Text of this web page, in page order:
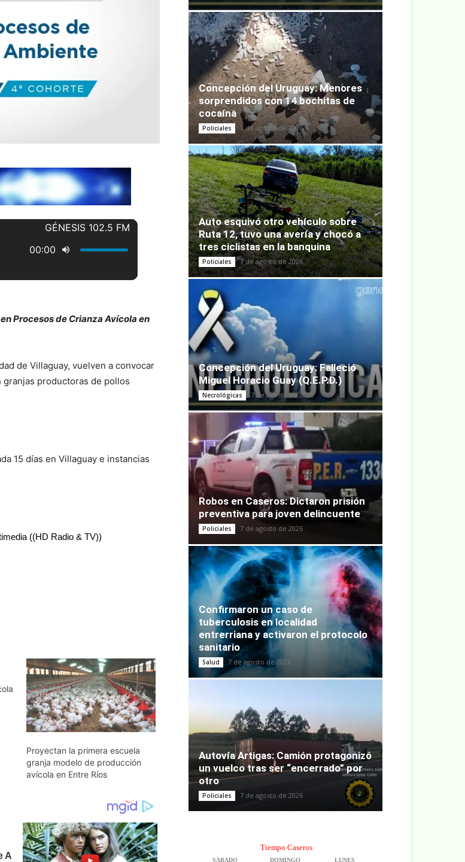
Procesos de Crianza Avícola en
de Villaguay, vuelven a convocar
productoras de pollos
15 días en Villaguay e instancias
((HD Radio & TV))
Proyectan la primera escuela
granja modelo de producción
avícola en Entre Ríos
Concepción del Uruguay: Menores
sorprendidos con 14 bochitas de
cocaína
Policiales 7 de agosto de 2026
Auto esquivó otro vehículo sobre
Ruta 12, tuvo una avería y chocó a
tres ciclistas en la banquina
Policiales 7 de agosto de 2026
Concepción del Uruguay: Falleció
Miguel Horacio Guay (Q.E.P.D.)
Necrológicas 7 de agosto de 2026
Robos en Caseros: Dictaron prisión
preventiva para joven delincuente
Policiales 7 de agosto de 2026
Confirmaron un caso de
tuberculosis en localidad
entrerriana y activaron el protocolo
sanitario
Salud 7 de agosto de 2026
Autovía Artigas: Camión protagonizó
un vuelco tras ser “encerrado” por
otro
Policiales 7 de agosto de 2026